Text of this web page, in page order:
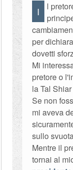
I
l
per
dovetti
Mi
pretore o
la Tal
Se non
mi aveva
sullo
Mentre il
tornai al